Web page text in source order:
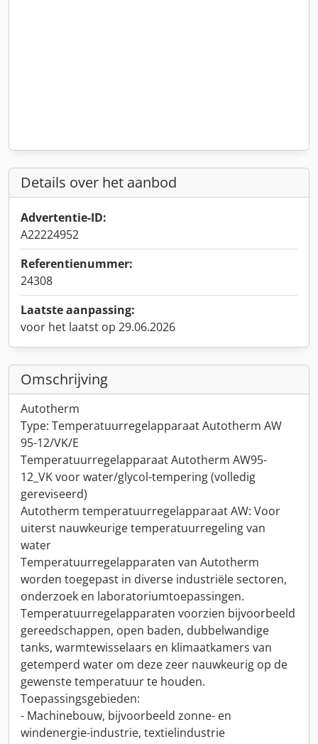
Details over het aanbod
Advertentie-ID:
A22224952
Referentienummer:
24308
Laatste aanpassing:
voor het laatst op 29.06.2026
Omschrijving
Autotherm
Type: Temperatuurregelapparaat Autotherm AW
95-12/VK/E
Temperatuurregelapparaat Autotherm AW95-
12_VK voor water/glycol-tempering (volledig
gereviseerd)
Autotherm temperatuurregelapparaat AW: Voor
uiterst nauwkeurige temperatuurregeling van
water
Temperatuurregelapparaten van Autotherm
worden toegepast in diverse industriële sectoren,
onderzoek en laboratoriumtoepassingen.
Temperatuurregelapparaten voorzien bijvoorbeeld
gereedschappen, open baden, dubbelwandige
tanks, warmtewisselaars en klimaatkamers van
getemperd water om deze zeer nauwkeurig op de
gewenste temperatuur te houden.
Toepassingsgebieden:
- Machinebouw, bijvoorbeeld zonne- en
windenergie-industrie, textielindustrie